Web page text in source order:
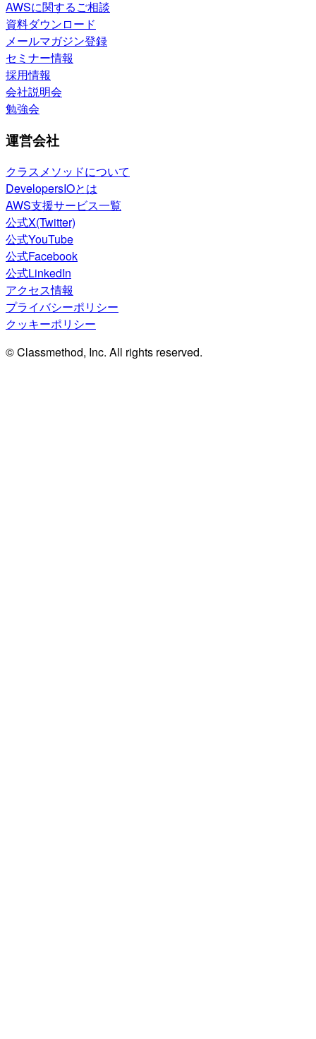
AWSに関するご相談
資料ダウンロード
メールマガジン登録
セミナー情報
採用情報
会社説明会
勉強会
運営会社
クラスメソッドについて
DevelopersIOとは
AWS支援サービス一覧
公式X(Twitter)
公式YouTube
公式Facebook
公式LinkedIn
アクセス情報
プライバシーポリシー
クッキーポリシー
© Classmethod, Inc. All rights reserved.